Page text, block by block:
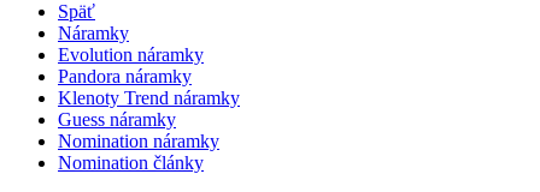
Späť
Náramky
Evolution náramky
Pandora náramky
Klenoty Trend náramky
Guess náramky
Nomination náramky
Nomination články